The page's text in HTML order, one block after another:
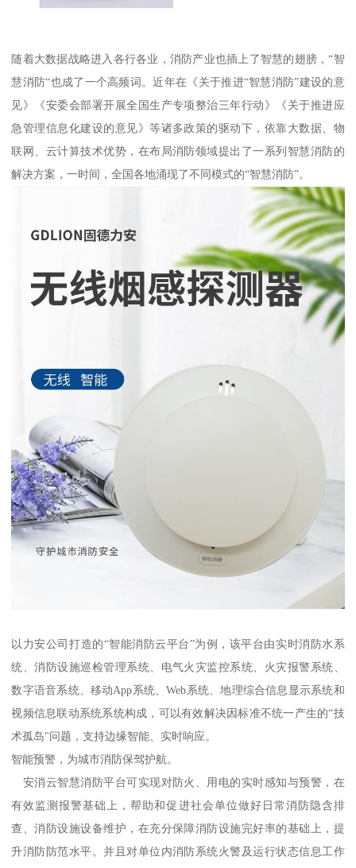
随着大数据战略进入各行各业，消防产业也插上了智慧的翅膀，“智
慧消防“也成了一个高频词。近年在《关于推进“智慧消防”建设的意
见》《安委会部署开展全国生产专项整治三年行动》《关于推进应
急管理信息化建设的意见》等诸多政策的驱动下，依靠大数据、物
联网、云计算技术优势，在布局消防领域提出了一系列智慧消防的
解决方案，一时间，全国各地涌现了不同模式的“智慧消防”。
以力安公司打造的“智能消防云平台”为例，该平台由实时消防水系
统、消防设施巡检管理系统、电气火灾监控系统、火灾报警系统、
数字语音系统、移动App系统、Web系统、地理综合信息显示系统和
视频信息联动系统系统构成，可以有效解决因标准不统一产生的“技
术孤岛"问题，支持边缘智能、实时响应。
智能预警，为城市消防保驾护航。
安消云智慧消防平台可实现对防火、用电的实时感知与预警，在
有效监测报警基础上，帮助和促进社会单位做好日常消防隐含排
查、消防设施设备维护，在充分保障消防设施完好率的基础上，提
升消防防范水平。并且对单位内消防系统火警及运行状态信息工作